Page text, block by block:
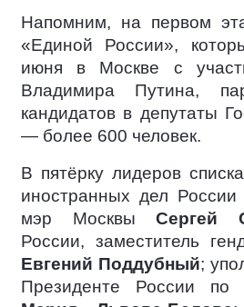
Напомним, на первом
«Единой России»,
июня в Москве с
Владимира Путина,
кандидатов в депутаты
— более 600 человек.
В пятёрку лидеров
иностранных дел России
мэр Москвы Сергей
России, заместитель
Евгений Поддубный;
Президенте России по